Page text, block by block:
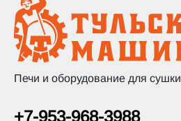
Печи и оборудование для сушки
+7-953-968-3988